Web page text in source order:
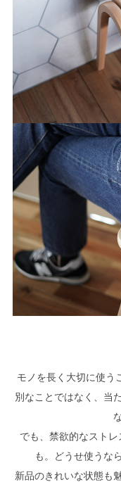
モノを長く大切に使う
別なことではなく、当
でも、禁欲的なスト
も。どうせ使うな
新品のきれいな状態も